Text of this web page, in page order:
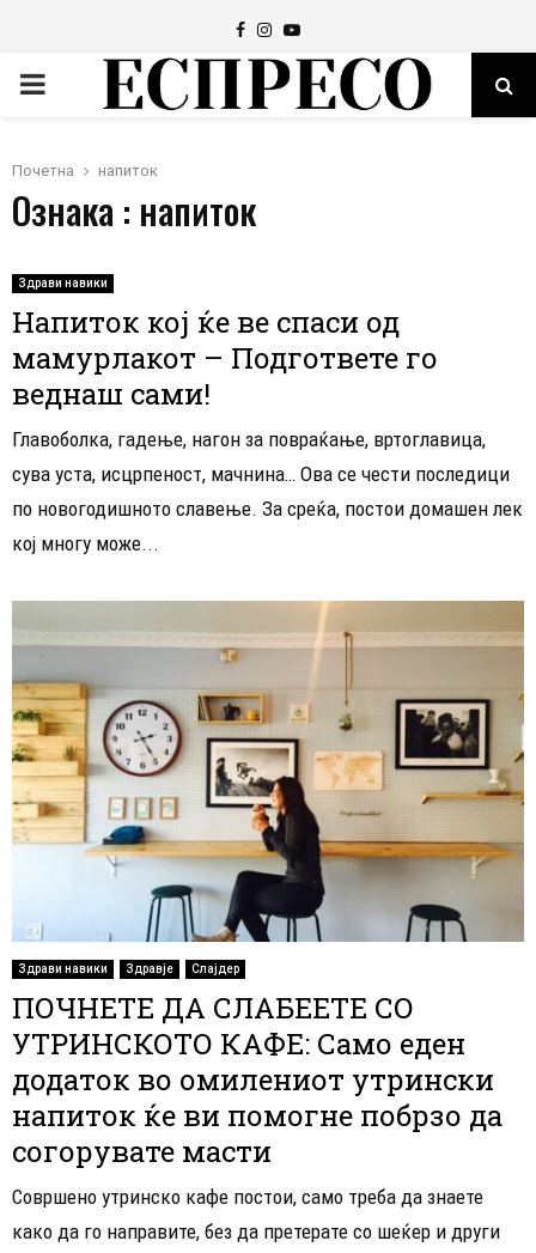
Facebook
Instagram
Youtube
PRIMARY
Почетна напиток
Ознака : напиток
Здрави навики
Напиток кој ќе ве спаси од
мамурлакот – Подгответе го
веднаш сами!
Главоболка, гадење, нагон за повраќање, вртоглавица,
сува уста, исцрпеност, мачнина… Ова се чести последици
по новогодишното славење. За среќа, постои домашен лек
кој многу може...
Здрави навики Здравје Слајдер
ПОЧНЕТЕ ДА СЛАБЕЕТЕ СО
УТРИНСКОТО КАФЕ: Само еден
додаток во омилениот утрински
напиток ќе ви помогне побрзо да
согорувате масти
Совршено утринско кафе постои, само треба да знаете
како да го направите, без да претерате со шеќер и други